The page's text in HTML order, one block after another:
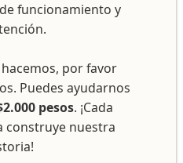
funcionamiento y
por favor
Puedes ayudarnos
pesos. ¡Cada
construye nuestra